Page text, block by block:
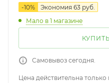
-10% Экономия 63 руб.
Мало в 1 магазине
Самовывоз сегодня.
Цена действительна